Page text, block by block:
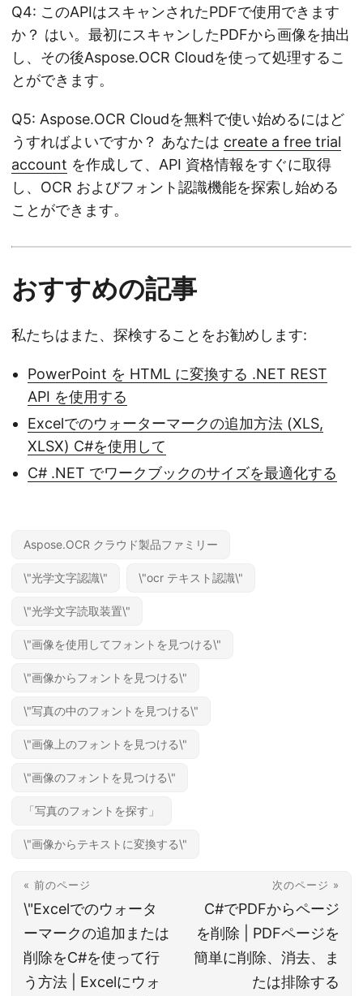
Q4: このAPIはスキャンされたPDFで使用できます
か？ はい。最初にスキャンしたPDFから画像を抽出
し、その後Aspose.OCR Cloudを使って処理するこ
とができます。
Q5: Aspose.OCR Cloudを無料で使い始めるにはど
うすればよいですか？ あなたは create a free trial
account を作成して、API 資格情報をすぐに取得
し、OCR およびフォント認識機能を探索し始める
ことができます。
おすすめの記事
私たちはまた、探検することをお勧めします:
PowerPoint を HTML に変換する .NET REST
API を使用する
Excelでのウォーターマークの追加方法 (XLS,
XLSX) C#を使用して
C# .NET でワークブックのサイズを最適化する
Aspose.OCR クラウド製品ファミリー
\"光学文字認識\" \"ocr テキスト認識\"
\"光学文字読取装置\"
\"画像を使用してフォントを見つける\"
\"画像からフォントを見つける\"
\"写真の中のフォントを見つける\"
\"画像上のフォントを見つける\"
\"画像のフォントを見つける\"
「写真のフォントを探す」
\"画像からテキストに変換する\"
« 前のページ
\"Excelでのウォータ
ーマークの追加または
削除をC#を使って行
う方法 | Excelにウォ
次のページ »
C#でPDFからページ
を削除 | PDFページを
簡単に削除、消去、ま
たは排除する